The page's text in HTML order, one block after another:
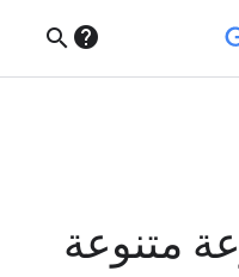
help
search
متنوعة